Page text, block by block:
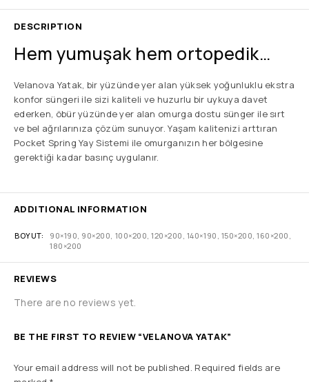
DESCRIPTION
Hem yumuşak hem ortopedik…
Velanova Yatak, bir yüzünde yer alan yüksek yoğunluklu ekstra
konfor süngeri ile sizi kaliteli ve huzurlu bir uykuya davet
ederken, öbür yüzünde yer alan omurga dostu sünger ile sırt
ve bel ağrılarınıza çözüm sunuyor. Yaşam kalitenizi arttıran
Pocket Spring Yay Sistemi ile omurganızın her bölgesine
gerektiği kadar basınç uygulanır.
ADDITIONAL INFORMATION
BOYUT
90×190, 90×200, 100×200, 120×200, 140×190, 150×200, 160×200,
180×200
REVIEWS
There are no reviews yet.
BE THE FIRST TO REVIEW “VELANOVA YATAK”
Your email address will not be published. Required fields are